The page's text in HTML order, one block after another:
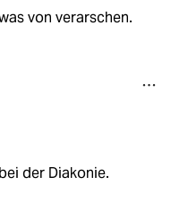
von verarschen.
der Diakonie.